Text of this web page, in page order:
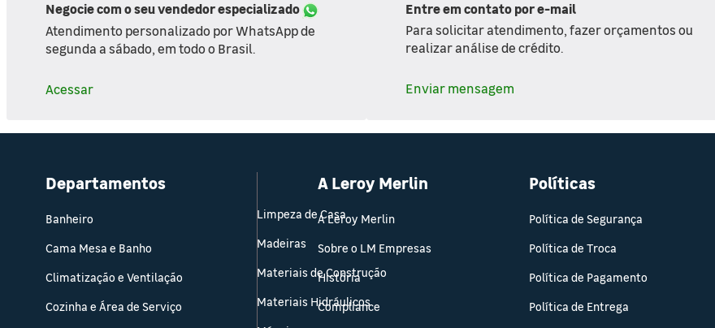
Negocie com o seu vendedor especializado
Atendimento personalizado por WhatsApp de
segunda a sábado, em todo o Brasil.
Acessar
Entre em contato por e-mail
Para solicitar atendimento, fazer orçamentos ou
realizar análise de crédito.
Enviar mensagem
Departamentos
Banheiro
Cama Mesa e Banho
Climatização e Ventilação
Cozinha e Área de Serviço
Limpeza de Casa
Madeiras
Materiais de Construção
Materiais Hidráulicos
A Leroy Merlin
A Leroy Merlin
Sobre o LM Empresas
História
Compliance
Políticas
Política de Segurança
Política de Troca
Política de Pagamento
Política de Entrega